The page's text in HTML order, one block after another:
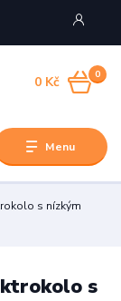
Menu
0
0 Kč
s nízkým
s